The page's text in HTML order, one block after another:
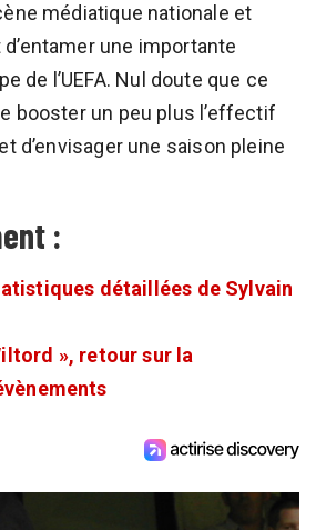
médiatique nationale et
une importante
de l’UEFA. Nul doute que ce
booster un peu plus l’effectif
d’envisager une saison pleine
:
détaillées de Sylvain
», retour sur la